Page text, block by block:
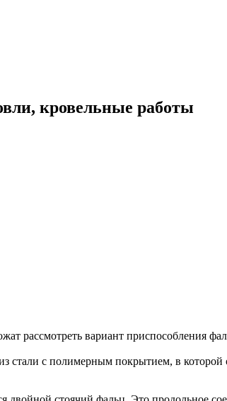
кровельные работы
рассмотреть вариант приспособления
стали с полимерным покрытием, в